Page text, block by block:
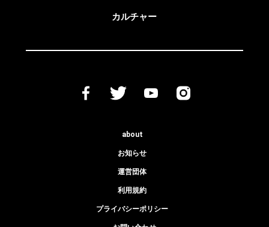
カルチャー
about
お知らせ
運営団体
利用規約
プライバシーポリシー